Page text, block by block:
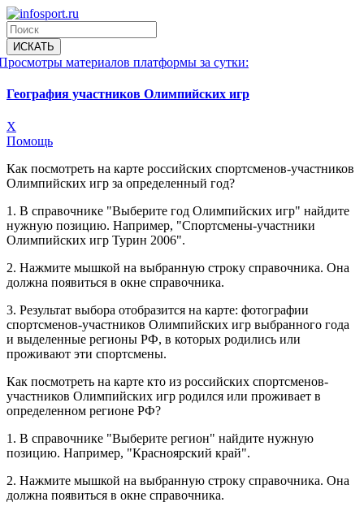
материалов платформы за сутки:
География участников Олимпийских игр
X
Помощь
Как посмотреть на карте российских спортсменов-участников
Олимпийских игр за определенный год?
1. В справочнике "Выберите год Олимпийских игр" найдите
нужную позицию. Например, "Спортсмены-участники
Олимпийских игр Турин 2006".
2. Нажмите мышкой на выбранную строку справочника. Она
должна появиться в окне справочника.
3. Результат выбора отобразится на карте: фотографии
спортсменов-участников Олимпийских игр выбранного года
и выделенные регионы РФ, в которых родились или
проживают эти спортсмены.
Как посмотреть на карте кто из российских спортсменов-
участников Олимпийских игр родился или проживает в
определенном регионе РФ?
1. В справочнике "Выберите регион" найдите нужную
позицию. Например, "Красноярский край".
2. Нажмите мышкой на выбранную строку справочника. Она
должна появиться в окне справочника.